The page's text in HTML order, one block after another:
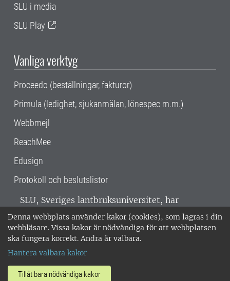
Denna webbplats använder kakor (cookies), som lagras i din
webbläsare. Vissa kakor är nödvändiga för att webbplatsen
ska fungera korrekt. Andra är valbara.
Hantera valbara kakor
Tillåt bara nödvändiga kakor
SLU i media
SLU Play
Vanliga verktyg
Proceedo (beställningar, fakturor)
Primula (ledighet, sjukanmälan, lönespec m.m.)
Webbmejl
ReachMee
Edusign
Protokoll och beslutslistor
SLU, Sveriges lantbruksuniversitet, har
verksamhet över hela Sverige. Huvudorter är
Alnarp, Uppsala och Umeå.SLU är
miljöcertifierat enligt ISO 14001. •
018-67 10 00 • Org nr: 202100-2817 •
Om SLU:s webbplatser